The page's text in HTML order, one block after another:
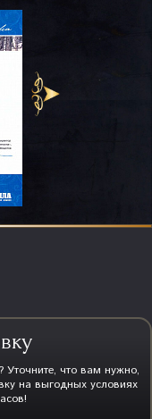
что вам нужно,
на выгодных условиях